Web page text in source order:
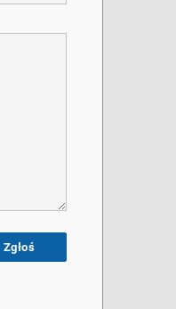
Zgłoś